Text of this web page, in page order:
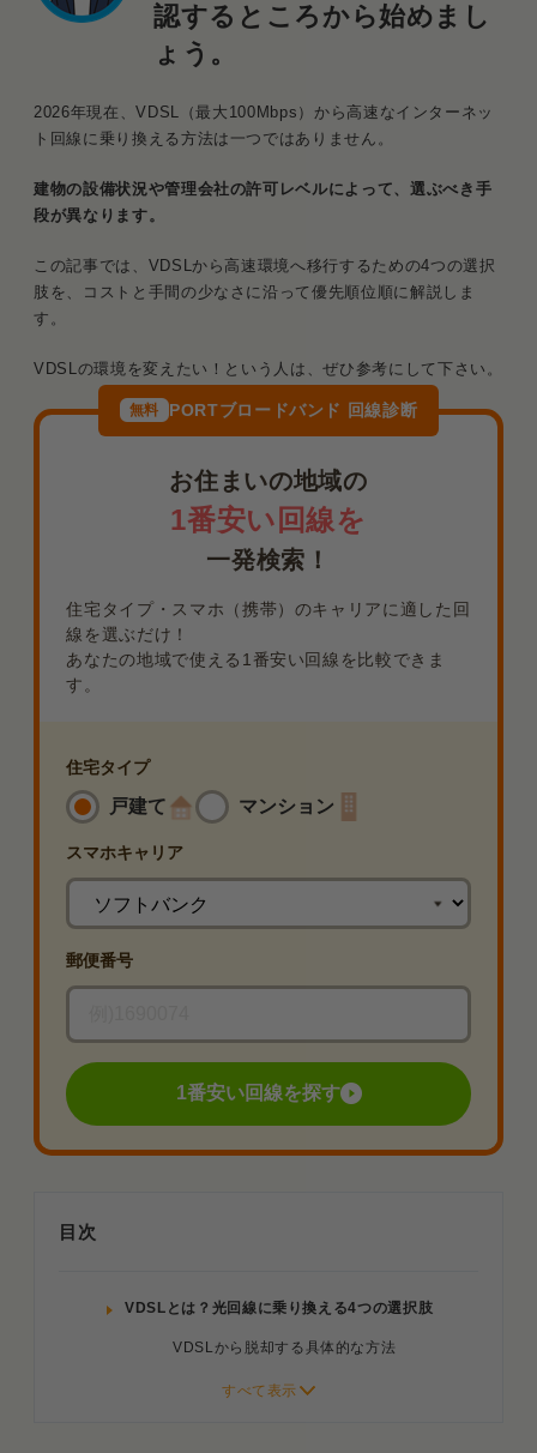
認するところから始めまし
ょう。
2026年現在、VDSL（最大100Mbps）から高速なインターネッ
ト回線に乗り換える方法は一つではありません。
建物の設備状況や管理会社の許可レベルによって、選ぶべき手
段が異なります。
この記事では、VDSLから高速環境へ移行するための4つの選択
肢を、コストと手間の少なさに沿って優先順位順に解説しま
す。
VDSLの環境を変えたい！という人は、ぜひ参考にして下さい。
無料 PORTブロードバンド 回線診断
お住まいの地域の
1番安い回線を
一発検索！
住宅タイプ・スマホ（携帯）のキャリアに適した回
線を選ぶだけ！
あなたの地域で使える1番安い回線を比較できま
す。
住宅タイプ
戸建て マンション
スマホキャリア
郵便番号
1番安い回線を探す
目次
VDSLとは？光回線に乗り換える4つの選択肢
VDSLから脱却する具体的な方法